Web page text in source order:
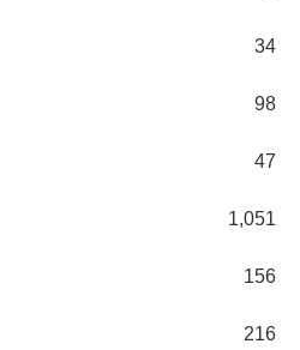
34
98
47
1,051
156
216